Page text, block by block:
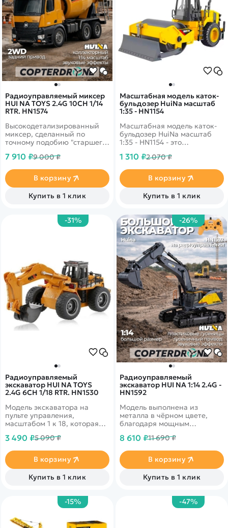
Радиоуправляемый миксер
HUI NA TOYS 2.4G 10CH 1/14
RTR. HN1574
Высокодетализированный
миксер, сделанный по
точному подобию "старшего
функциями как: вращающий
против часовой стрелки,
движение во все стороны,
работающие фонари.&nbsp;
7 910 ₽9 000 ₽
В корзину
Купить в 1 клик
Масштабная модель каток-
бульдозер HuiNa масштаб
1:35 - HN1154
Масштабная модель каток-
бульдозер HuiNa масштаб
1:35 - HN1154 - это
HuiNa Toys 1:35 - HN1154,
дополнением в коллекцию
уменьшенных копий
спецтехники.
1 310 ₽2 070 ₽
В корзину
Купить в 1 клик
-31%
Радиоуправляемый
экскаватор HUI NA TOYS
2.4G 6CH 1/18 RTR. HN1530
Модель экскаватора на
пульте управления,
масштабом 1 к 18, которая
оригинального экскаватора.
стороны, ковш может
поднимать различные
небольшие предметы, а так
же вращаться вокруг своей
3 490 ₽5 090 ₽
В корзину
Купить в 1 клик
-26%
Радиоуправляемый
экскаватор HUI NA 1:14 2.4G -
HN1592
Модель выполнена из
металла в чёрном цвете,
благодаря мощным
экскаватора становится
Установлены
металлические&nbsp;
гусеницы для лучшей
проходимости в песке.
8 610 ₽11 690 ₽
В корзину
Купить в 1 клик
-15% -47%